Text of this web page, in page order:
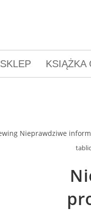
SKLEP KSIĄŻKA